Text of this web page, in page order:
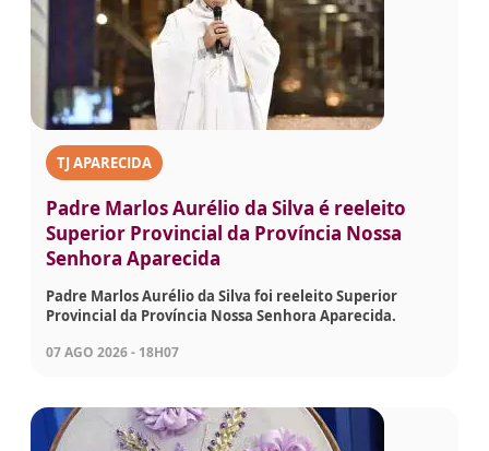
TJ APARECIDA
Padre Marlos Aurélio da Silva é reeleito
Superior Provincial da Província Nossa
Senhora Aparecida
Padre Marlos Aurélio da Silva foi reeleito Superior
Provincial da Província Nossa Senhora Aparecida.
07 AGO 2026 - 18H07